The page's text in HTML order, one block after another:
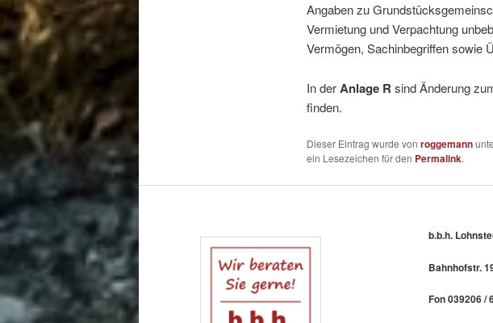
Angaben zu
Vermietung und Verpachtung
Vermögen, Sachinbegriffen sowie
In derAnlage R sind Änderung
finden.
Dieser Eintrag wurde von roggemann
ein Lesezeichen für den Permalink.
b.b.h.
Bahnhofstr.
Fon 039206 /